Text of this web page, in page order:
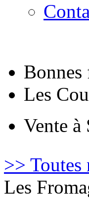
Bonnes
Les
Vente à
>> Toutes
Les